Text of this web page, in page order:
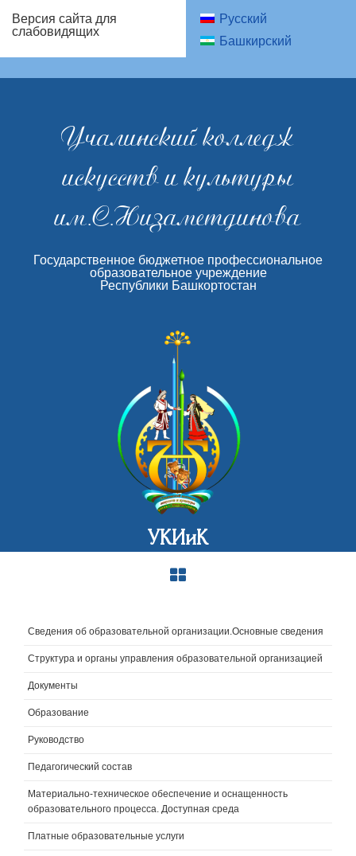
Версия сайта для
слабовидящих
Русский
Башкирский
Учалинский колледж
искусств и культуры
им.С.Низаметдинова
Государственное бюджетное профессиональное
образовательное учреждение
Республики Башкортостан
УКИиК
Сведения об образовательной организации.Основные сведения
Структура и органы управления образовательной организацией
Документы
Образование
Руководство
Педагогический состав
Материально-техническое обеспечение и оснащенность
образовательного процесса. Доступная среда
Платные образовательные услуги